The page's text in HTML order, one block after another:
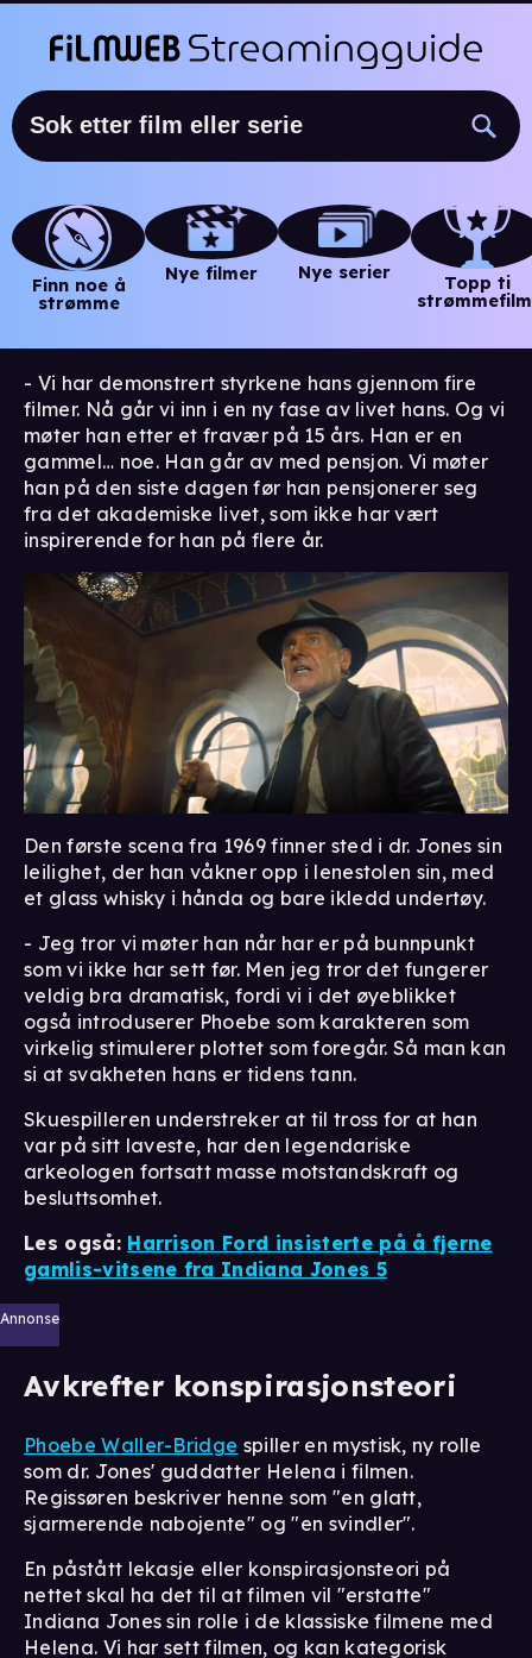
Finn noe å
strømme
Nye filmer Nye serier
Topp ti
- Vi har demonstrert styrkene hans gjennom fire
filmer. Nå går vi inn i en ny fase av livet hans. Og vi
møter han etter et fravær på 15 års. Han er en
gammel… noe. Han går av med pensjon. Vi møter
han på den siste dagen før han pensjonerer seg
fra det akademiske livet, som ikke har vært
inspirerende for han på flere år.
Den første scena fra 1969 finner sted i dr. Jones sin
leilighet, der han våkner opp i lenestolen sin, med
et glass whisky i hånda og bare ikledd undertøy.
- Jeg tror vi møter han når har er på bunnpunkt
som vi ikke har sett før. Men jeg tror det fungerer
veldig bra dramatisk, fordi vi i det øyeblikket
også introduserer Phoebe som karakteren som
virkelig stimulerer plottet som foregår. Så man kan
si at svakheten hans er tidens tann.
Skuespilleren understreker at til tross for at han
var på sitt laveste, har den legendariske
arkeologen fortsatt masse motstandskraft og
besluttsomhet.
Les også: Harrison Ford insisterte på å fjerne
gamlis-vitsene fra Indiana Jones 5
Annonse
Avkrefter konspirasjonsteori
Phoebe Waller-Bridge spiller en mystisk, ny rolle
som dr. Jones' guddatter Helena i filmen.
Regissøren beskriver henne som "en glatt,
sjarmerende nabojente" og "en svindler".
En påstått lekasje eller konspirasjonsteori på
nettet skal ha det til at filmen vil "erstatte"
Indiana Jones sin rolle i de klassiske filmene med
Helena. Vi har sett filmen, og kan kategorisk